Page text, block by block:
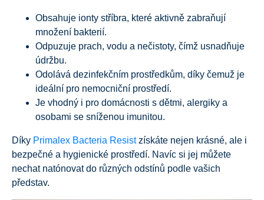
Obsahuje ionty stříbra, které aktivně zabraňují
množení bakterií.
Odpuzuje prach, vodu a nečistoty, čímž usnadňuje
údržbu.
Odolává dezinfekčním prostředkům, díky čemuž je
ideální pro nemocniční prostředí.
Je vhodný i pro domácnosti s dětmi, alergiky a
osobami se sníženou imunitou.
Díky Primalex Bacteria Resistzískáte nejen krásné, ale i
bezpečné a hygienické prostředí. Navíc si jej můžete
nechat natónovat do různých odstínů podle vašich
představ.